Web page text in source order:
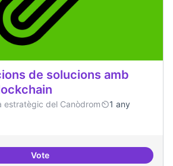
de solucions amb
estratègic del Canòdrom
1 any
VoteImplementacions de solucions